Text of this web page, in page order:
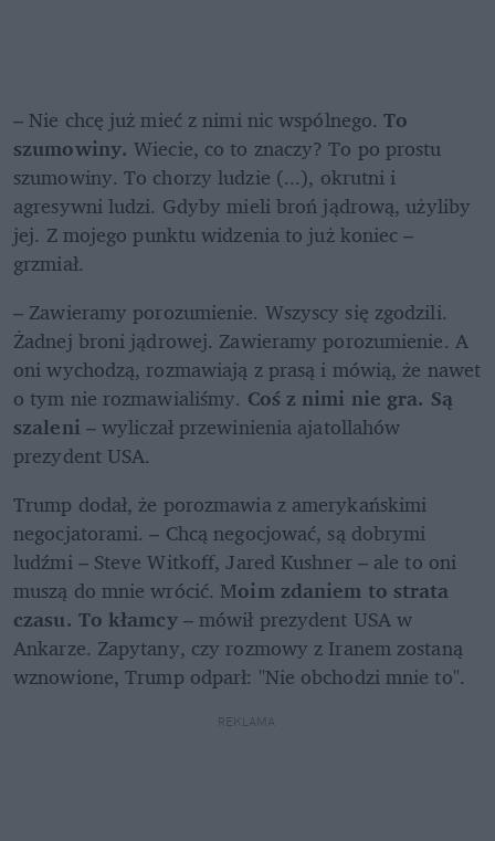
– Nie chcę już mieć z nimi nic wspólnego. To
szumowiny. Wiecie, co to znaczy? To po prostu
szumowiny. To chorzy ludzie (...), okrutni i
agresywni ludzi. Gdyby mieli broń jądrową, użyliby
jej. Z mojego punktu widzenia to już koniec –
grzmiał.
– Zawieramy porozumienie. Wszyscy się zgodzili.
Żadnej broni jądrowej. Zawieramy porozumienie. A
oni wychodzą, rozmawiają z prasą i mówią, że nawet
o tym nie rozmawialiśmy. Coś z nimi nie gra. Są
szaleni – wyliczał przewinienia ajatollahów
prezydent USA.
Trump dodał, że porozmawia z amerykańskimi
negocjatorami. – Chcą negocjować, są dobrymi
ludźmi – Steve Witkoff, Jared Kushner – ale to oni
muszą do mnie wrócić. Moim zdaniem to strata
czasu. To kłamcy – mówił prezydent USA w
Ankarze. Zapytany, czy rozmowy z Iranem zostaną
wznowione, Trump odparł: "Nie obchodzi mnie to".
REKLAMA